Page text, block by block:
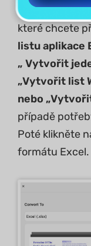
do“ vybrat „
které chcete
listu aplikace
„ Vytvořit
„Vytvořit list
nebo
případě
Poté klikněte
formátu Excel.